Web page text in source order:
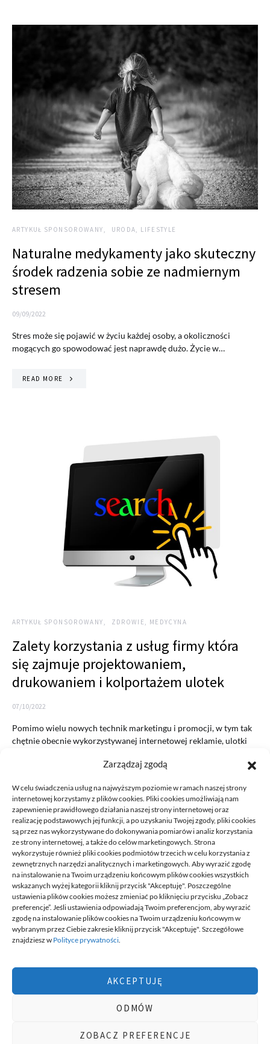
Zarządzaj zgodą
W celu świadczenia usług na najwyższym poziomie w ramach naszej strony
internetowej korzystamy z plików cookies. Pliki cookies umożliwiają nam
zapewnienie prawidłowego działania naszej strony internetowej oraz
realizację podstawowych jej funkcji, a po uzyskaniu Twojej zgody, pliki cookies
są przez nas wykorzystywane do dokonywania pomiarów i analiz korzystania
ze strony internetowej, a także do celów marketingowych. Strona
wykorzystuje również pliki cookies podmiotów trzecich w celu korzystania z
zewnętrznych narzędzi analitycznych i marketingowych. Aby wyrazić zgodę
na instalowanie na Twoim urządzeniu końcowym plików cookies wszystkich
wskazanych wyżej kategorii kliknij przycisk "Akceptuję". Poszczególne
ustawienia plików cookies możesz zmieniać po kliknięciu przycisku „Zobacz
preferencje”. Jeśli ustawienia odpowiadają Twoim preferencjom, aby wyrazić
zgodę na instalowanie plików cookies na Twoim urządzeniu końcowym w
wybranym przez Ciebie zakresie kliknij przycisk "Akceptuję". Szczegółowe
znajdziesz w Polityce prywatności.
AKCEPTUJĘ
ODMÓW
ZOBACZ PREFERENCJE
ARTYKUŁ SPONSOROWANY URODA, LIFESTYLE
Naturalne medykamenty jako skuteczny
środek radzenia sobie ze nadmiernym
stresem
09/09/2022
Stres może się pojawić w życiu każdej osoby, a okoliczności
mogących go spowodować jest naprawdę dużo. Życie w…
READ MORE
ARTYKUŁ SPONSOROWANY ZDROWIE, MEDYCYNA
Zalety korzystania z usług firmy która
się zajmuje projektowaniem,
drukowaniem i kolportażem ulotek
07/10/2022
Pomimo wielu nowych technik marketingu i promocji, w tym tak
chętnie obecnie wykorzystywanej internetowej reklamie, ulotki
READ MORE
DECA /
Deca
to miejsce stworzone dla ludzi takich jak ty, miejsce, gdzie
możesz znaleźć wiele ciekawych informacji, na różne tematy,
informacji podzielonych na tematyczne kategorie. Dołącz do naszej
innymi ten serwis.
Chcesz do nas dołączyć, pisać teksty i dzielić się swoją wiedzą?
wizytówki nap